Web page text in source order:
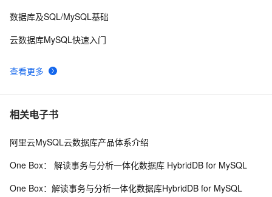
查看更多
数据库及SQL/MySQL基础
云数据库MySQL快速入门
相关电子书
阿里云MySQL云数据库产品体系介绍
One Box： 解读事务与分析一体化数据库 HybridDB for MySQL
One Box：解读事务与分析一体化数据库HybridDB for MySQL